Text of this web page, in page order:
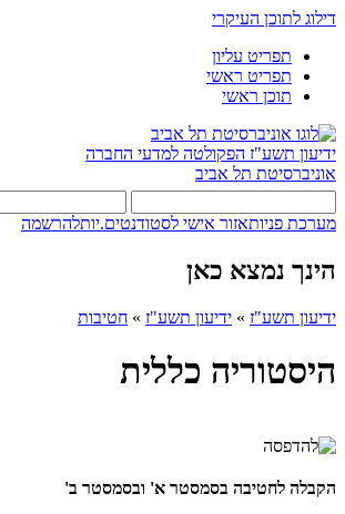
דילוג לתוכן העיקרי
תפריט עליון
תפריט ראשי
תוכן ראשי
ידיעון תשע"ז הפקולטה למדעי החברה
אוניברסיטת תל אביב
מערכת פניותאזור אישי לסטודנטים.יותלהרשמה
הינך נמצא כאן
ידיעון תשע"ז » ידיעון תשע"ז » חטיבות
היסטוריה כללית
הקבלה לחטיבה בסמסטר א' ובסמסטר ב'